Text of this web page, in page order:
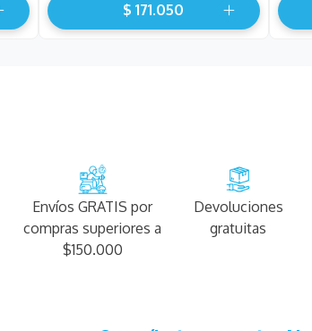
$ 171.050
Envíos GRATIS por
compras superiores a
$150.000
Devoluciones
gratuitas